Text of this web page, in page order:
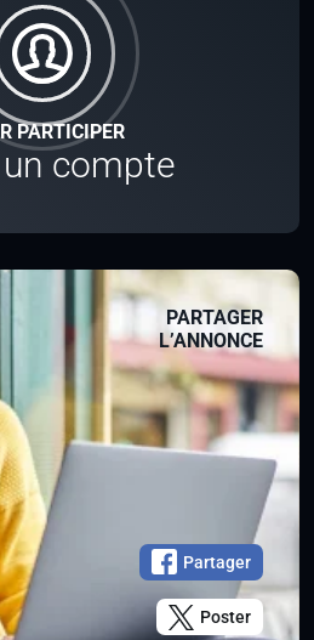
PARTICIPER
compte
PARTAGER
L’ANNONCE
Partager
Poster